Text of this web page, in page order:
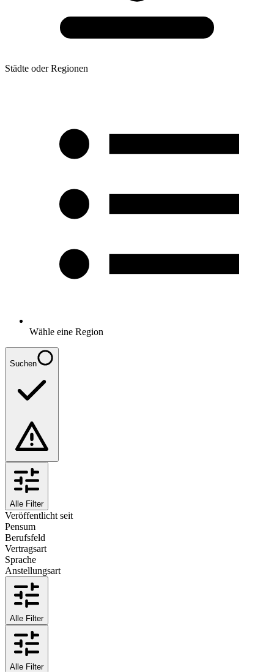
Städte oder Regionen
Wähle eine Region
Suchen
Alle Filter
Veröffentlicht seit
Pensum
Berufsfeld
Vertragsart
Sprache
Anstellungsart
Alle Filter
Alle Filter